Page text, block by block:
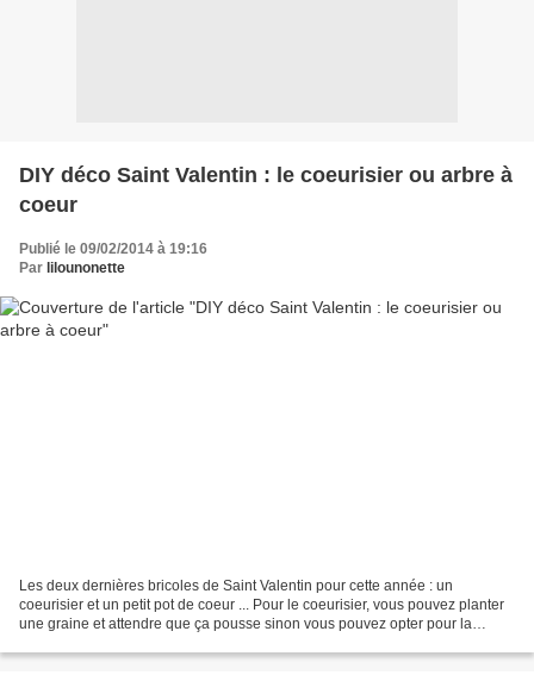
DIY déco Saint Valentin : le coeurisier ou arbre à
coeur
Publié le 09/02/2014 à 19:16
Par lilounonette
Les deux dernières bricoles de Saint Valentin pour cette année : un
coeurisier et un petit pot de coeur ... Pour le coeurisier, vous pouvez planter
une graine et attendre que ça pousse sinon vous pouvez opter pour la